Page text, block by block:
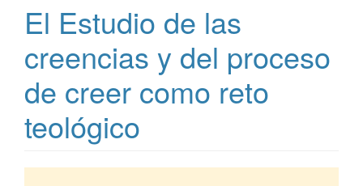
El Estudio de las
creencias y del proceso
de creer como reto
teológico